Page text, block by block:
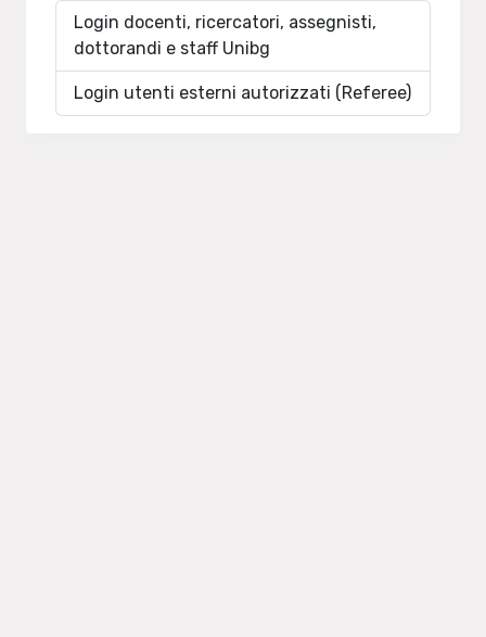
Login docenti, ricercatori, assegnisti,
dottorandi e staff Unibg
Login utenti esterni autorizzati (Referee)